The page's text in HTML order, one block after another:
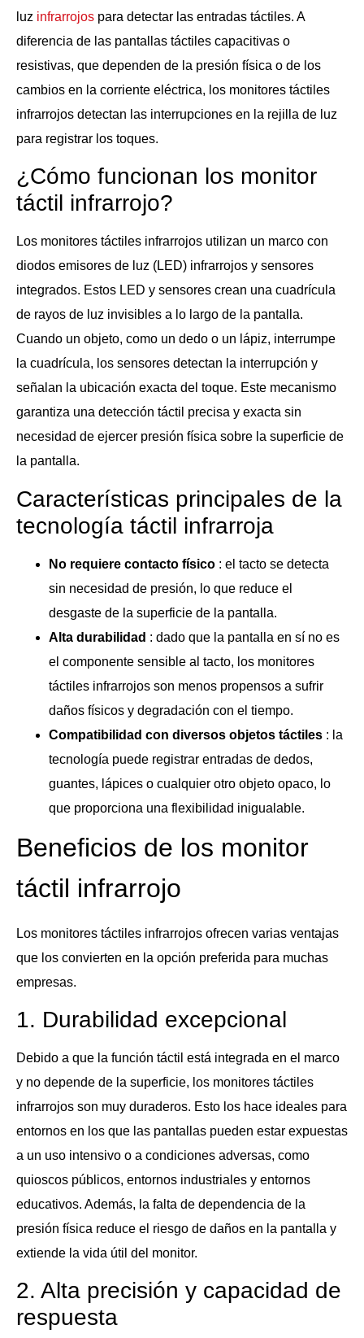
luz infrarrojos para detectar las entradas táctiles. A
diferencia de las pantallas táctiles capacitivas o
resistivas, que dependen de la presión física o de los
cambios en la corriente eléctrica, los monitores táctiles
infrarrojos detectan las interrupciones en la rejilla de luz
para registrar los toques.
¿Cómo funcionan los monitor
táctil infrarrojo?
Los monitores táctiles infrarrojos utilizan un marco con
diodos emisores de luz (LED) infrarrojos y sensores
integrados. Estos LED y sensores crean una cuadrícula
de rayos de luz invisibles a lo largo de la pantalla.
Cuando un objeto, como un dedo o un lápiz, interrumpe
la cuadrícula, los sensores detectan la interrupción y
señalan la ubicación exacta del toque. Este mecanismo
garantiza una detección táctil precisa y exacta sin
necesidad de ejercer presión física sobre la superficie de
la pantalla.
Características principales de la
tecnología táctil infrarroja
No requiere contacto físico : el tacto se detecta
sin necesidad de presión, lo que reduce el
desgaste de la superficie de la pantalla.
Alta durabilidad : dado que la pantalla en sí no es
el componente sensible al tacto, los monitores
táctiles infrarrojos son menos propensos a sufrir
daños físicos y degradación con el tiempo.
Compatibilidad con diversos objetos táctiles : la
tecnología puede registrar entradas de dedos,
guantes, lápices o cualquier otro objeto opaco, lo
que proporciona una flexibilidad inigualable.
Beneficios de los monitor
táctil infrarrojo
Los monitores táctiles infrarrojos ofrecen varias ventajas
que los convierten en la opción preferida para muchas
empresas.
1. Durabilidad excepcional
Debido a que la función táctil está integrada en el marco
y no depende de la superficie, los monitores táctiles
infrarrojos son muy duraderos. Esto los hace ideales para
entornos en los que las pantallas pueden estar expuestas
a un uso intensivo o a condiciones adversas, como
quioscos públicos, entornos industriales y entornos
educativos. Además, la falta de dependencia de la
presión física reduce el riesgo de daños en la pantalla y
extiende la vida útil del monitor.
2. Alta precisión y capacidad de
respuesta